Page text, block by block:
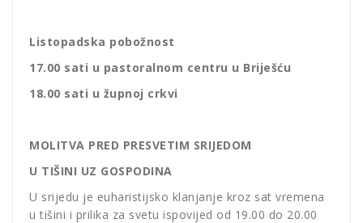
Listopadska pobožnost
17.00 sati u pastoralnom centru u Briješću
18.00 sati u župnoj crkvi
MOLITVA PRED PRESVETIM SRIJEDOM
U TIŠINI UZ GOSPODINA
U srijedu je euharistijsko klanjanje kroz sat vremena
u tišini i prilika za svetu ispovijed od 19.00 do 20.00